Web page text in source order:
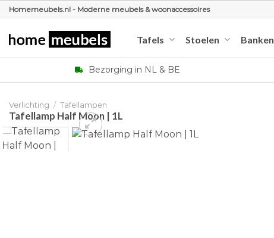
Ga
inhoud
Homemeubels.nl - Moderne meubels & woonaccessoires
Tafels Stoelen Banken
Bezorging in NL & BE
Verlichting / Tafellampen
Tafellamp Half Moon | 1L